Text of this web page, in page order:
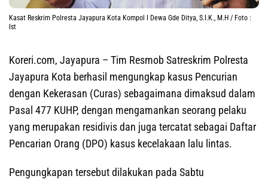
Kasat Reskrim Polresta Jayapura Kota Kompol I Dewa Gde Ditya, S.I.K., M.H / Foto :
Ist
Koreri.com, Jayapura – Tim Resmob Satreskrim Polresta
Jayapura Kota berhasil mengungkap kasus Pencurian
dengan Kekerasan (Curas) sebagaimana dimaksud dalam
Pasal 477 KUHP, dengan mengamankan seorang pelaku
yang merupakan residivis dan juga tercatat sebagai Daftar
Pencarian Orang (DPO) kasus kecelakaan lalu lintas.
‎Pengungkapan tersebut dilakukan pada Sabtu